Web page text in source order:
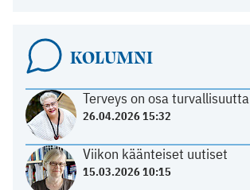
KOLUMNI
Terveys on osa turvallisuutta
26.04.2026 15:32
Viikon käänteiset uutiset
15.03.2026 10:15